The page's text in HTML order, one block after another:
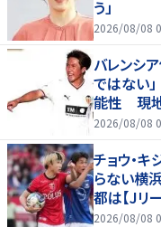
う」
2026/08/08
バレンシ
ではない
能性 現地
肢を提供
2026/08/08
チョウ・
らない横
都は【Jリ
2026/08/08